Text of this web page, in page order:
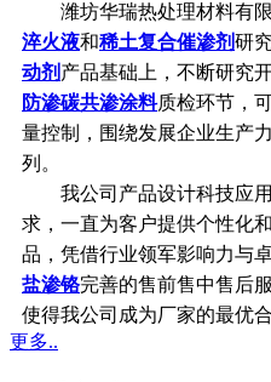
潍坊华瑞热处理材料有限
淬火液和稀土复合催渗剂研
动剂 产品基础上，不断研究
防渗碳共渗涂料质检环节，
量控制，围绕发展企业生产
列。
我公司产品设计科技应用
求，一直为客户提供个性化
品，凭借行业领军影响力与
盐渗铬完善的售前售中售后
使得我公司成为厂家的最优合
更多..